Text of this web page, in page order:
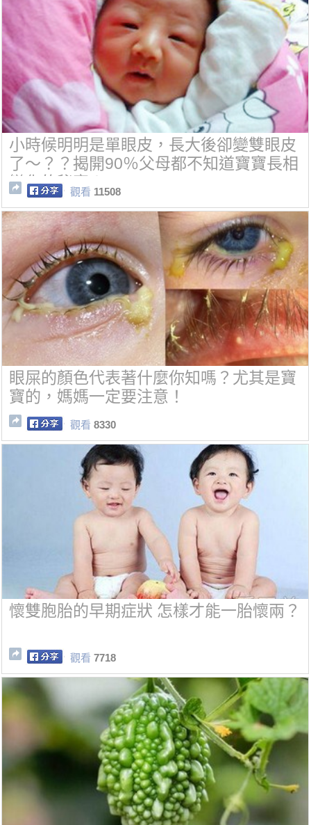
小時候明明是單眼皮，長大後卻變雙眼皮
了～？？揭開90％父母都不知道寶寶長相
變化的秘密！
觀看 11508
眼屎的顏色代表著什麼你知嗎？尤其是寶
寶的，媽媽一定要注意！
觀看 8330
懷雙胞胎的早期症狀 怎樣才能一胎懷兩？
觀看 7718